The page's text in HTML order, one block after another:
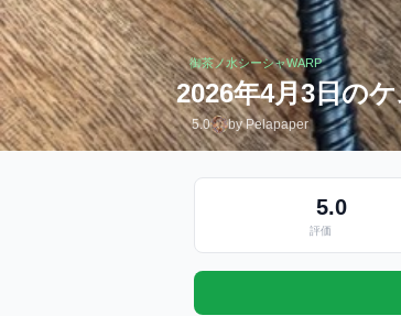
御茶ノ水シーシャWARP
2026年4月3日の
5.0 by Pelapaper
5.0
評価